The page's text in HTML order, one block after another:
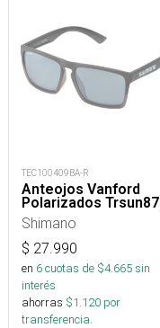
TEC100409BA-R
Anteojos Vanford
Polarizados Trsun87_
Shimano
$ 27.990
en 6cuotas de $4.665sin
interés
ahorras $1.120 por
transferencia.